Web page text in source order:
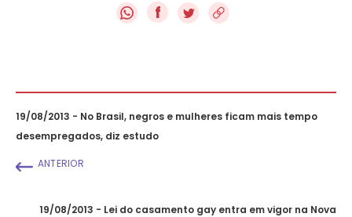
f
19/08/2013 - No Brasil, negros e mulheres ficam mais tempo
desempregados, diz estudo
ANTERIOR
19/08/2013 - Lei do casamento gay entra em vigor na Nova